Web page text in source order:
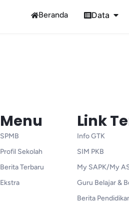
Beranda Data
Menu
SPMB
Profil Sekolah
Berita Terbaru
Ekstra
Link
Info GTK
SIM PKB
My SAPK/My
Guru Belajar &
Berita